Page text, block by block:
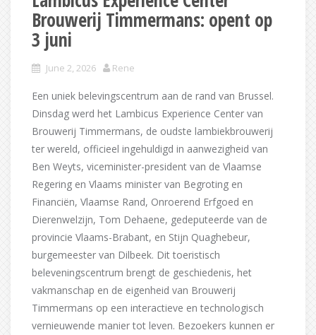
Brouwerij Timmermans: opent op
3 juni
June 2, 2026 Rene
Een uniek belevingscentrum aan de rand van Brussel.
Dinsdag werd het Lambicus Experience Center van
Brouwerij Timmermans, de oudste lambiekbrouwerij
ter wereld, officieel ingehuldigd in aanwezigheid van
Ben Weyts, viceminister-president van de Vlaamse
Regering en Vlaams minister van Begroting en
Financiën, Vlaamse Rand, Onroerend Erfgoed en
Dierenwelzijn, Tom Dehaene, gedeputeerde van de
provincie Vlaams-Brabant, en Stijn Quaghebeur,
burgemeester van Dilbeek. Dit toeristisch
beleveningscentrum brengt de geschiedenis, het
vakmanschap en de eigenheid van Brouwerij
Timmermans op een interactieve en technologisch
vernieuwende manier tot leven. Bezoekers kunnen er